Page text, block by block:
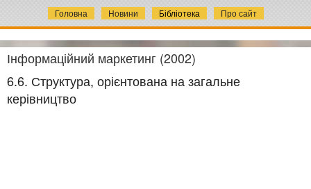
Головна Новини Бібліотека Про сайт
Інформаційний маркетинг (2002)
6.6. Структура, орієнтована на загальне
керівництво